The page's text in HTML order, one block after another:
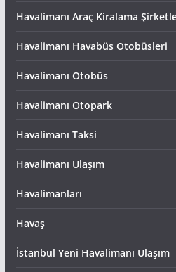
Havalimanı Araç Kiralama
Havalimanı Havabüs Otobüsleri
Havalimanı Otobüs
Havalimanı Otopark
Havalimanı Taksi
Havalimanı Ulaşım
Havalimanları
Havaş
İstanbul Yeni Havalimanı Ulaşım